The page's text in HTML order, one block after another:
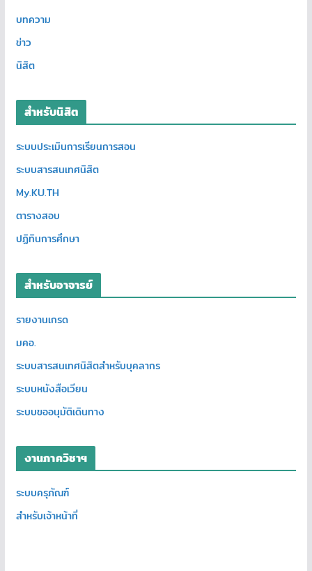
บทความ
ข่าว
นิสิต
สำหรับนิสิต
ระบบประเมินการเรียนการสอน
ระบบสารสนเทศนิสิต
My.KU.TH
ตารางสอบ
ปฏิทินการศึกษา
สำหรับอาจารย์
รายงานเกรด
มคอ.
ระบบสารสนเทศนิสิตสำหรับบุคลากร
ระบบหนังสือเวียน
ระบบขออนุมัติเดินทาง
งานภาควิชาฯ
ระบบครุภัณฑ์
สำหรับเจ้าหน้าที่